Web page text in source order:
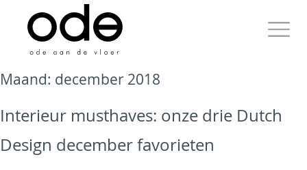
content
Ode aan de Vloer
Maand: december 2018
Interieur musthaves: onze drie Dutch
Design december favorieten